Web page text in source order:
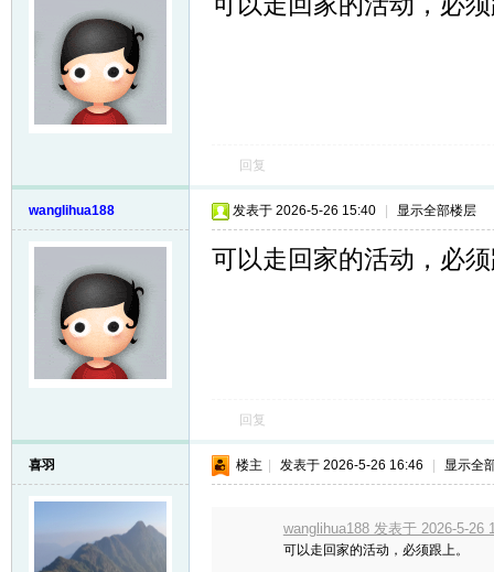
回复
wanglihua188 发表于 2026-5-26 15:40 显示全部楼层
可以走回家的活动，必
回复
喜羽 楼主 发表于 2026-5-26 16:46 显示全
wanglihua188 发表于 2026-5-26
可以走回家的活动，必须跟上。